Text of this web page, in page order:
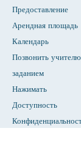
Предоставление
Арендная площадь
Календарь
Позвонить
заданием
Нажимать
Доступность